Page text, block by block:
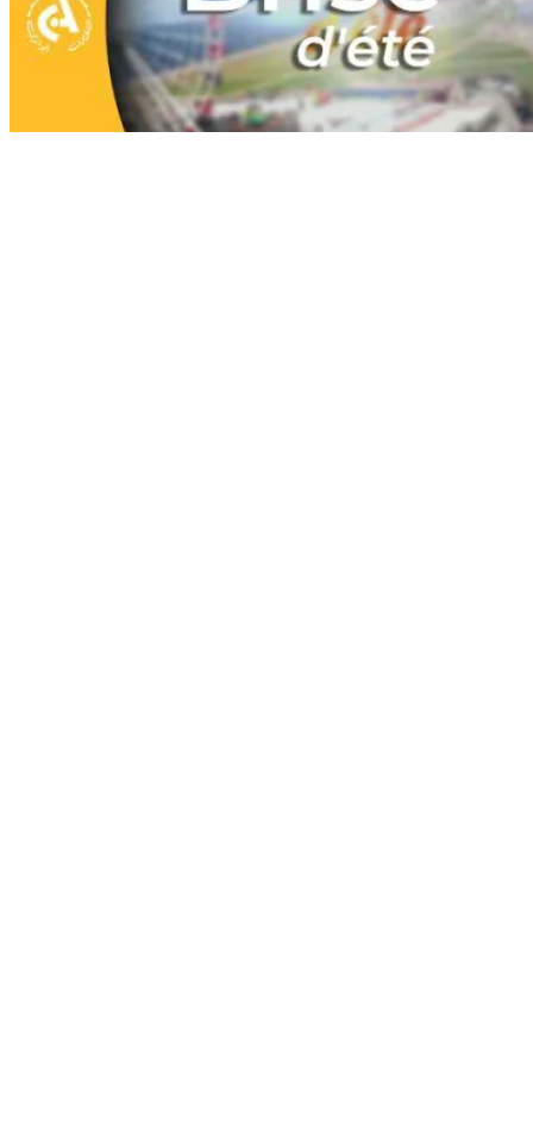
CAN féminine 2026 : résumé et
temps forts du match Côte d’Ivoire
1 – 2 Algérie (Vidéo)